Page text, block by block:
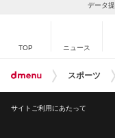
データ
TOP ニュース
スポーツ
サイトご利用にあたって